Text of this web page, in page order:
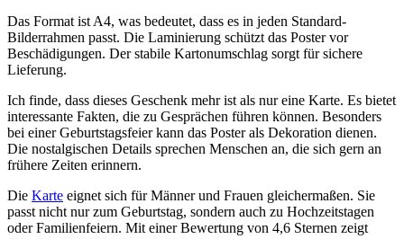
Das Format ist A4, was bedeutet, dass es in jeden Standard-
Bilderrahmen passt. Die Laminierung schützt das Poster vor
Beschädigungen. Der stabile Kartonumschlag sorgt für sichere
Lieferung.
Ich finde, dass dieses Geschenk mehr ist als nur eine Karte. Es bietet
interessante Fakten, die zu Gesprächen führen können. Besonders
bei einer Geburtstagsfeier kann das Poster als Dekoration dienen.
Die nostalgischen Details sprechen Menschen an, die sich gern an
frühere Zeiten erinnern.
Die Karte eignet sich für Männer und Frauen gleichermaßen. Sie
passt nicht nur zum Geburtstag, sondern auch zu Hochzeitstagen
oder Familienfeiern. Mit einer Bewertung von 4,6 Sternen zeigt